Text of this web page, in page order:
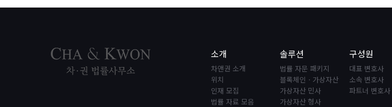
소개
차앤권 소개
위치
인재 모집
법률 자료 모음
솔루션
법률 자문 패키지
블록체인ㆍ가상자산
가상자산 민사
가상자산 형사
구성원
대표 변호사
소속 변호사
파트너 변호사